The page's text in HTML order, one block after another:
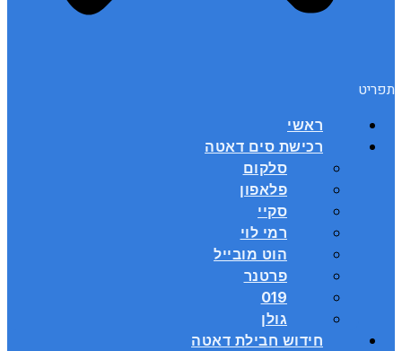
תפריט
ראשי
רכישת סים דאטה
סלקום
פלאפון
סקיי
רמי לוי
הוט מובייל
פרטנר
019
גולן
חידוש חבילת דאטה